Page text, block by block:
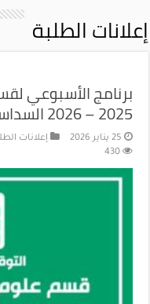
إعلانات الطلبة
برنامج الأسبوعي
2025 – 2026 السداسي الثاني
25 يناير 2026 إعلانات
430